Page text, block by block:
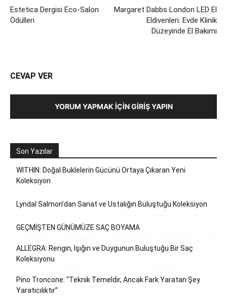
Estetica Dergisi Eco-Salon
Ödülleri
Margaret Dabbs London LED El
Eldivenleri: Evde Klinik
Düzeyinde El Bakımı
CEVAP VER
YORUM YAPMAK İÇIN GIRIŞ YAPIN
Son Yazılar
WITHIN: Doğal Buklelerin Gücünü Ortaya Çıkaran Yeni
Koleksiyon
Lyndal Salmon’dan Sanat ve Ustalığın Buluştuğu Koleksiyon
GEÇMİŞTEN GÜNÜMÜZE SAÇ BOYAMA
ALLEGRA: Rengin, Işığın ve Duygunun Buluştuğu Bir Saç
Koleksiyonu
Pino Troncone: “Teknik Temeldir, Ancak Fark Yaratan Şey
Yaratıcılıktır”